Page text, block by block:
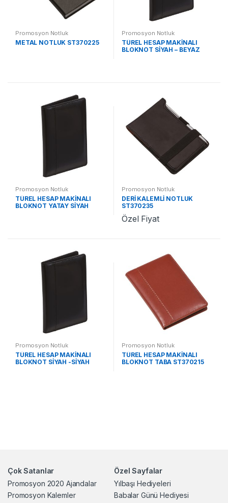
Promosyon Notluk
METAL NOTLUK ST370225
Promosyon Notluk
TÜREL HESAP MAKİNALI
BLOKNOT SİYAH – BEYAZ
Promosyon Notluk
TÜREL HESAP MAKİNALI
BLOKNOT YATAY SİYAH
Promosyon Notluk
DERİ KALEMLİ NOTLUK
ST370235
Özel Fiyat
Promosyon Notluk
TÜREL HESAP MAKİNALI
BLOKNOT SİYAH -SİYAH
Promosyon Notluk
TÜREL HESAP MAKİNALI
BLOKNOT TABA ST370215
Çok Satanlar
Promosyon 2020 Ajandalar
Promosyon Kalemler
Özel Sayfalar
Yılbaşı Hediyeleri
Babalar Günü Hediyesi